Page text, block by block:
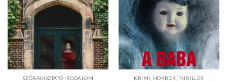
SZÓRAKOZTATÓ IRODALOM KRIMI, HORROR, THRILLER